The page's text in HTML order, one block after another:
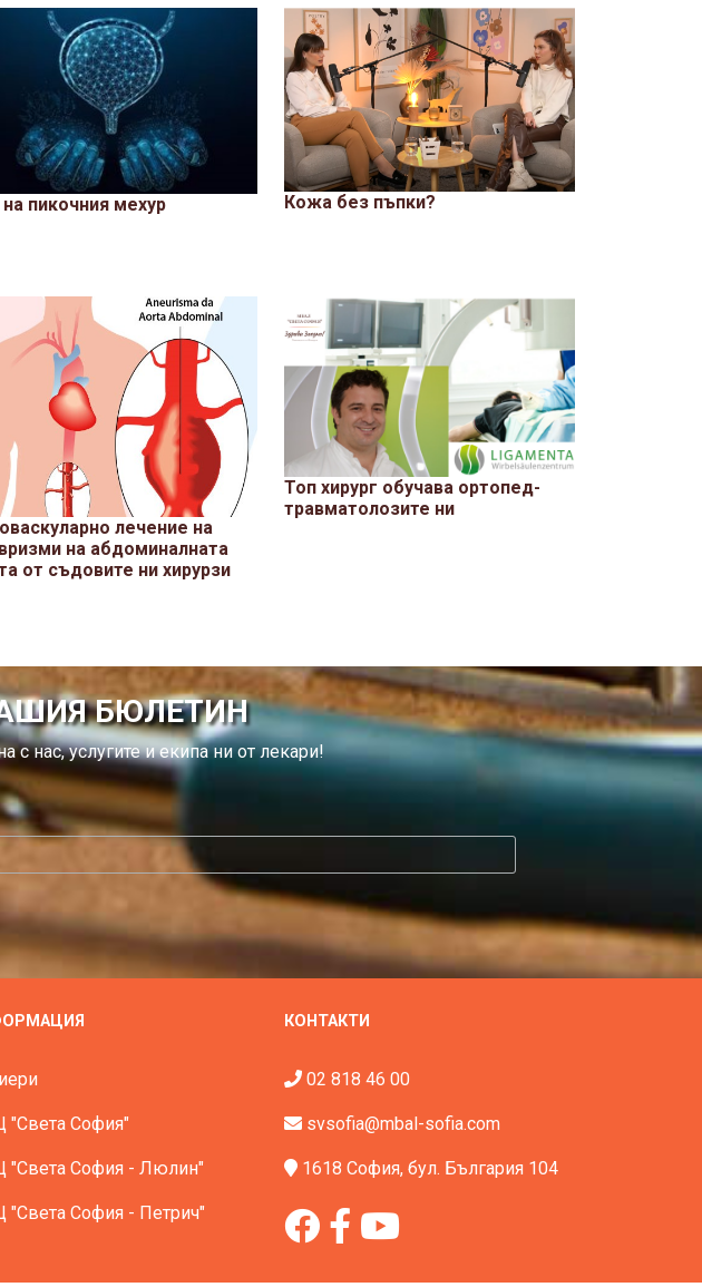
на пикочния мехур Кожа без пъпки?
лечение на
на абдоминалната
от съдовите ни хирурзи
Топ хирург обучава ортопед-
травматолозите ни
БЮЛЕТИН
с нас, услугите и екипа ни от лекари!
София"
"Света София - Люлин"
София - Петрич"
КОНТАКТИ
02 818 46 00
svsofia@mbal-sofia.com
1618 София, бул. България 104